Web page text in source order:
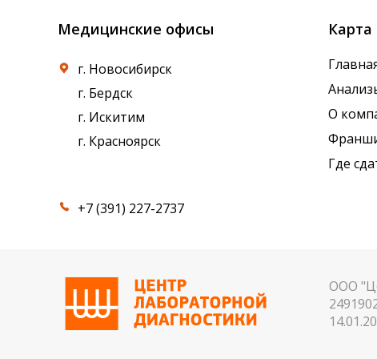
Медицинские офисы
г. Новосибирск
г. Бердск
г. Искитим
г. Красноярск
+7 (391) 227-2737
Карта
О
Где
ООО